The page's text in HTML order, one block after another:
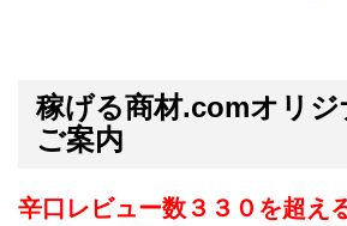
稼げる商材.comオリジ
ご案内
辛口レビュー数３３０を超え